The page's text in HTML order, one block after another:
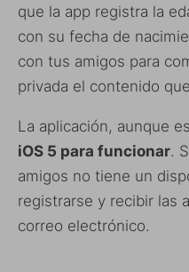
que la app registra la
con su fecha de
con tus amigos para
privada el contenido
La aplicación, aunque
iOS 5 para funcionar.
amigos no tiene un
registrarse y recibir las
correo electrónico.